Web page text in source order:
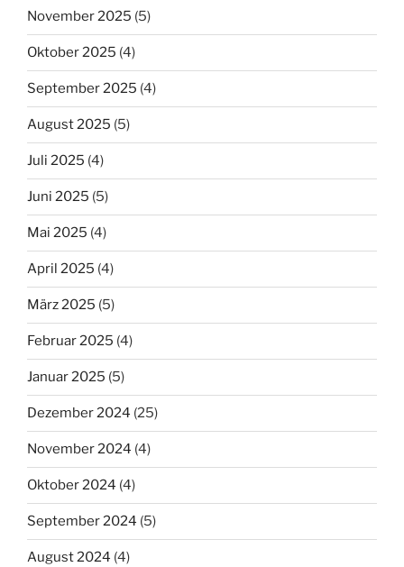
November 2025 (5)
Oktober 2025 (4)
September 2025 (4)
August 2025 (5)
Juli 2025 (4)
Juni 2025 (5)
Mai 2025 (4)
April 2025 (4)
März 2025 (5)
Februar 2025 (4)
Januar 2025 (5)
Dezember 2024 (25)
November 2024 (4)
Oktober 2024 (4)
September 2024 (5)
August 2024 (4)